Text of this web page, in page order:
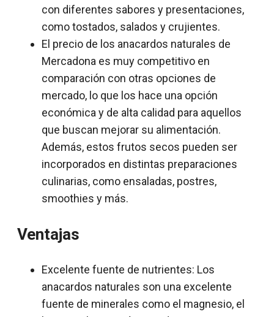
con diferentes sabores y presentaciones,
como tostados, salados y crujientes.
El precio de los anacardos naturales de
Mercadona es muy competitivo en
comparación con otras opciones de
mercado, lo que los hace una opción
económica y de alta calidad para aquellos
que buscan mejorar su alimentación.
Además, estos frutos secos pueden ser
incorporados en distintas preparaciones
culinarias, como ensaladas, postres,
smoothies y más.
Ventajas
Excelente fuente de nutrientes: Los
anacardos naturales son una excelente
fuente de minerales como el magnesio, el